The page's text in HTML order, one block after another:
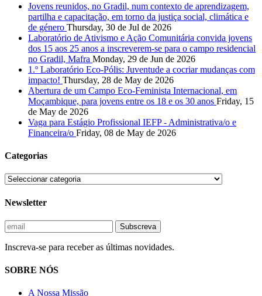
Jovens reunidos, no Gradil, num contexto de aprendizagem,
partilha e capacitação, em torno da justiça social, climática e
de género Thursday, 30 de Jul de 2026
Laboratório de Ativismo e Ação Comunitária convida jovens
dos 15 aos 25 anos a inscreverem-se para o campo residencial
no Gradil, Mafra Monday, 29 de Jun de 2026
1.º Laboratório Eco-Pólis: Juventude a cocriar mudanças com
impacto! Thursday, 28 de May de 2026
Abertura de um Campo Eco-Feminista Internacional, em
Moçambique, para jovens entre os 18 e os 30 anos Friday, 15
de May de 2026
Vaga para Estágio Profissional IEFP - Administrativa/o e
Financeira/o Friday, 08 de May de 2026
Categorias
Newsletter
Inscreva-se para receber as últimas novidades.
SOBRE NÓS
A Nossa Missão